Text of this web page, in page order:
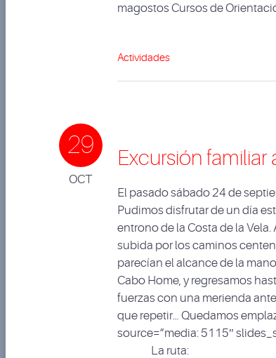
magostos Cursos de
Actividades
29
OCT
Excursión
El pasado sábado 24 de
Pudimos disfrutar de un día
entrono de la Costa de la
subida por los caminos
parecían el alcance de la
Cabo Home, y regresamos
fuerzas con una merienda
que repetir… Quedamos
source=”media: 5115″
La ruta: